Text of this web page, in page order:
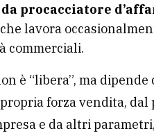
procacciatore
lavora
commerciali.
è “libera”, ma
forza vendita,
e da altri